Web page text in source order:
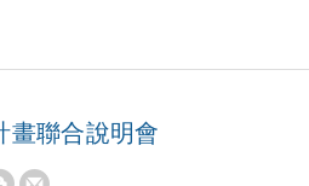
畫聯合說明會